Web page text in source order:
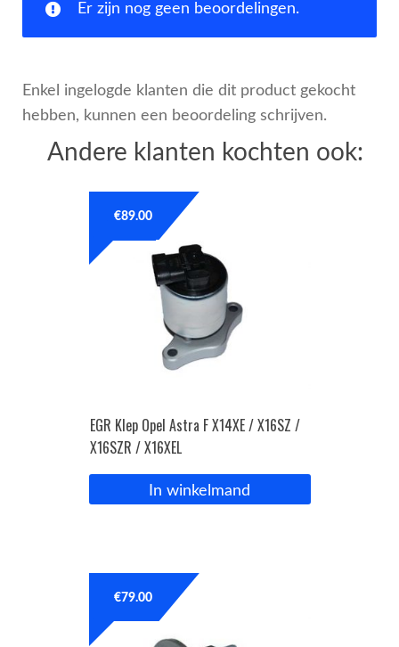
Er zijn nog geen beoordelingen.
Enkel ingelogde klanten die dit product gekocht
hebben, kunnen een beoordeling schrijven.
Andere klanten kochten ook:
EGR Klep Opel Astra F X14XE / X16SZ /
X16SZR / X16XEL
€89.00
In winkelmand
€79.00